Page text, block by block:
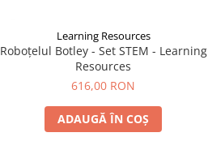
Learning Resources
Roboțelul Botley - Set STEM - Learning
Resources
616,00 RON
ADAUGĂ ÎN COȘ